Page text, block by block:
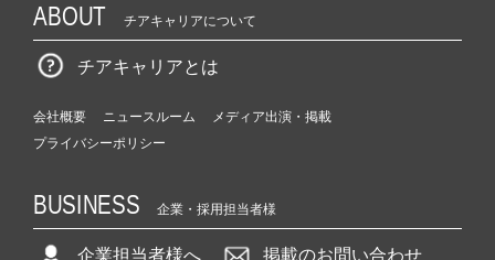
ABOUT チアキャリアについて
チアキャリアとは
会社概要 ニュースルーム
メディア出演・掲載
プライバシーポリシー
BUSINESS 企業・採用担当者様
企業担当者様へ 掲載のお問い合わせ